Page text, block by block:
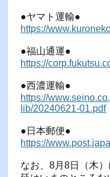
●ヤマト運輸●
https://
●福山通運●
https://
●西濃運輸●
https://
lib/20240621-01.pdf
●日本郵便●
https://
なお、8月8日（木